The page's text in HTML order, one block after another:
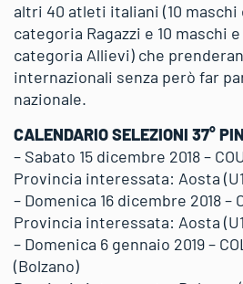
altri 40 atleti italiani (10 maschi
categoria Ragazzi e 10 maschi
categoria Allievi) che
internazionali senza però far
nazionale.
CALENDARIO SELEZIONI 37°
– Sabato 15 dicembre 2018 –
Provincia interessata: Aosta
– Domenica 16 dicembre 2018 –
Provincia interessata: Aosta
– Domenica 6 gennaio 2019 –
(Bolzano)